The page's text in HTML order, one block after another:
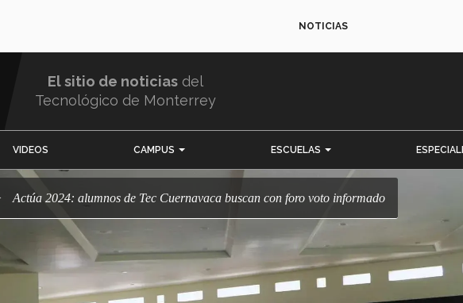
NOTICIAS
El sitio de noticias del
Tecnológico de Monterrey
VIDEOS CAMPUS ESCUELAS
Actúa 2024: alumnos de Tec Cuernavaca buscan con foro voto informado